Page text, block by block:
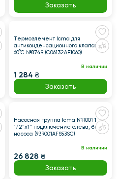
Заказать
Термоэлемент Icma для
антиконденсационного клапана
60°C №8749 (C06132AF1060)
В наличии
1 284 ₴
Заказать
Насосная группа Icma №R001 1
1/2"x1" подключение слева, без
насоса (93R001AFS53SC)
В наличии
26 828 ₴
Заказать